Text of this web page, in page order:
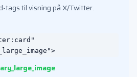
tags til visning på X/Twitter.